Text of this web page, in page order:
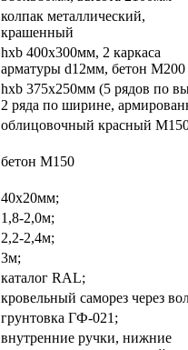
колпак металлический,
крашенный
hхb 400х300мм, 2 каркаса
арматуры d12мм, бетон М200
hхb 375х250мм (5 рядов по
2 ряда по ширине,
облицовочный красный
бетон М150
40х20мм;
1,8-2,0м;
2,2-2,4м;
3м;
каталог RAL;
кровельный саморез через
грунтовка ГФ-021;
внутренние ручки, нижние